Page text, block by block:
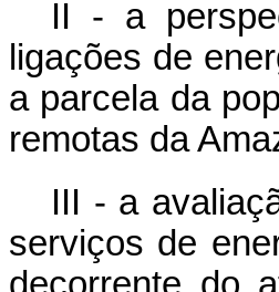
II - a
ligações de
a parcela da
remotas da
III - a
serviços de